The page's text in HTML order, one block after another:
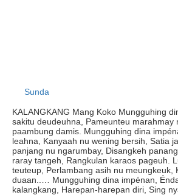
Sunda
KALANGKANG Mang Koko Mungguhing
sakitu deudeuhna, Pameunteu marahmay
paambung damis. Mungguhing dina
leahna, Kanyaah nu wening bersih, Satia
panjang nu ngarumbay, Disangkeh
raray tangeh, Rangkulan karaos pageuh.
teuteup, Perlambang asih nu meungkeuk,
duaan..… Mungguhing dina impénan,
kalangkang, Harepan-harepan diri, Sing